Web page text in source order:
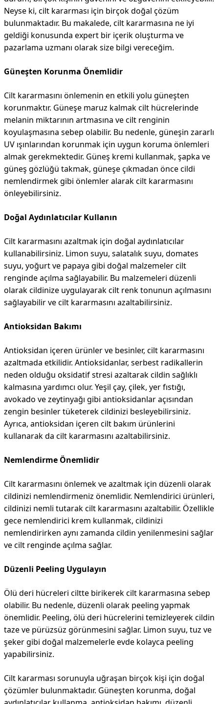
Neyse ki, cilt kararması için birçok doğal çözüm
bulunmaktadır. Bu makalede, cilt kararmasına ne iyi
geldiği konusunda expert bir içerik oluşturma ve
pazarlama uzmanı olarak size bilgi vereceğim.
Güneşten Korunma Önemlidir
Cilt kararmasını önlemenin en etkili yolu güneşten
korunmaktır. Güneşe maruz kalmak cilt hücrelerinde
melanin miktarının artmasına ve cilt renginin
koyulaşmasına sebep olabilir. Bu nedenle, güneşin zararlı
UV ışınlarından korunmak için uygun koruma önlemleri
almak gerekmektedir. Güneş kremi kullanmak, şapka ve
güneş gözlüğü takmak, güneşe çıkmadan önce cildi
nemlendirmek gibi önlemler alarak cilt kararmasını
önleyebilirsiniz.
Doğal Aydınlatıcılar Kullanın
Cilt kararmasını azaltmak için doğal aydınlatıcılar
kullanabilirsiniz. Limon suyu, salatalık suyu, domates
suyu, yoğurt ve papaya gibi doğal malzemeler cilt
renginde açılma sağlayabilir. Bu malzemeleri düzenli
olarak cildinize uygulayarak cilt renk tonunun açılmasını
sağlayabilir ve cilt kararmasını azaltabilirsiniz.
Antioksidan Bakımı
Antioksidan içeren ürünler ve besinler, cilt kararmasını
azaltmada etkilidir. Antioksidanlar, serbest radikallerin
neden olduğu oksidatif stresi azaltarak cildin sağlıklı
kalmasına yardımcı olur. Yeşil çay, çilek, yer fıstığı,
avokado ve zeytinyağı gibi antioksidanlar açısından
zengin besinler tüketerek cildinizi besleyebilirsiniz.
Ayrıca, antioksidan içeren cilt bakım ürünlerini
kullanarak da cilt kararmasını azaltabilirsiniz.
Nemlendirme Önemlidir
Cilt kararmasını önlemek ve azaltmak için düzenli olarak
cildinizi nemlendirmeniz önemlidir. Nemlendirici ürünleri,
cildinizi nemli tutarak cilt kararmasını azaltabilir. Özellikle
gece nemlendirici krem kullanmak, cildinizi
nemlendirirken aynı zamanda cildin yenilenmesini sağlar
ve cilt renginde açılma sağlar.
Düzenli Peeling Uygulayın
Ölü deri hücreleri ciltte birikerek cilt kararmasına sebep
olabilir. Bu nedenle, düzenli olarak peeling yapmak
önemlidir. Peeling, ölü deri hücrelerini temizleyerek cildin
taze ve pürüzsüz görünmesini sağlar. Limon suyu, tuz ve
şeker gibi doğal malzemelerle evde kolayca peeling
yapabilirsiniz.
Cilt kararması sorunuyla uğraşan birçok kişi için doğal
çözümler bulunmaktadır. Güneşten korunma, doğal